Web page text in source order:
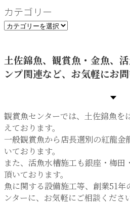
カテゴリー
カ
リ
ー
土佐錦魚、観賞魚・金魚、
ンプ関連など、お気軽にお
観賞魚センターでは、土佐錦魚を
えております。
一般観賞魚から店長選別の紅龍金
いております。
また、活魚水槽施工も銀座・梅田
頂いております。
魚に関する設備施工等、創業51年
ンターに、お気軽にご相談ください